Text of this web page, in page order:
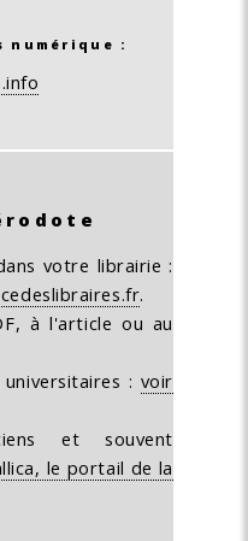
numérique :
votre librairie :
.
à l'article ou au
: voir
et souvent
le portail de la